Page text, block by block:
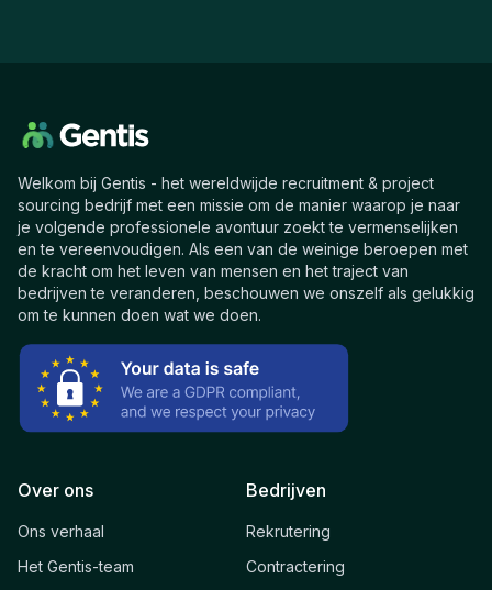
Welkom bij Gentis - het wereldwijde recruitment & project
sourcing bedrijf met een missie om de manier waarop je naar
je volgende professionele avontuur zoekt te vermenselijken
en te vereenvoudigen. Als een van de weinige beroepen met
de kracht om het leven van mensen en het traject van
bedrijven te veranderen, beschouwen we onszelf als gelukkig
om te kunnen doen wat we doen.
Over ons
Ons verhaal
Het Gentis-team
Bedrijven
Rekrutering
Contractering